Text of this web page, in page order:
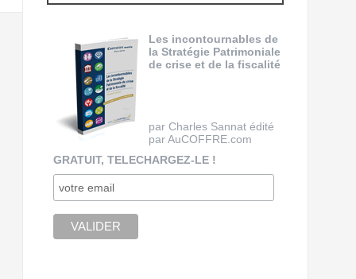
Les incontournables de
la Stratégie Patrimoniale
de crise et de la fiscalité
par Charles Sannat édité
par AuCOFFRE.com
GRATUIT, TELECHARGEZ-LE !